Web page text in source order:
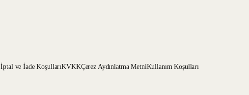
İptal ve İade KoşullarıKVKKÇerez Aydınlatma MetniKullanım Koşulları